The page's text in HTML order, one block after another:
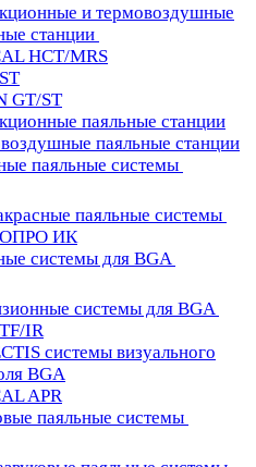
и термовоздушные
станции
HCT/MRS
GT/ST
паяльные станции
паяльные станции
паяльные системы
паяльные системы
ИК
системы для BGA
системы для BGA
IR
системы визуального
BGA
APR
паяльные системы